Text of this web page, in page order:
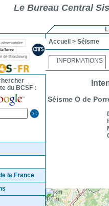
la France
Accueil > Séisme
INFORMATIONS
Séisme O de
+−
20 km
10 mi
Le Bureau Central
du BCSF :